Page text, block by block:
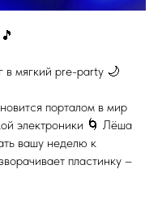
в мягкий pre-party 🌙
порталом в мир
электроники 🌀 Лёша
вашу неделю к
пластинку –